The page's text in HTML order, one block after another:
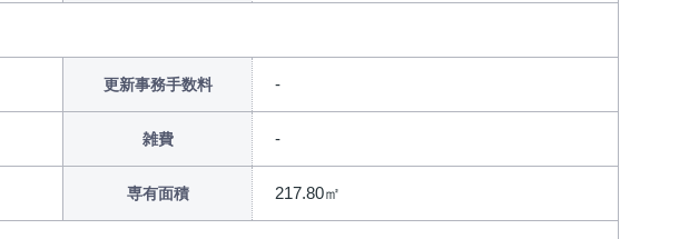
更新事務手数料
雑費
専有面積 217.80㎡